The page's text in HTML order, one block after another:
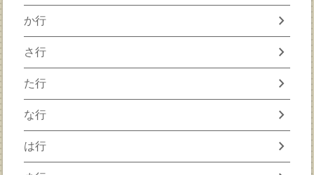
か行 chevron_right
さ行 chevron_right
た行 chevron_right
な行 chevron_right
は行 chevron_right